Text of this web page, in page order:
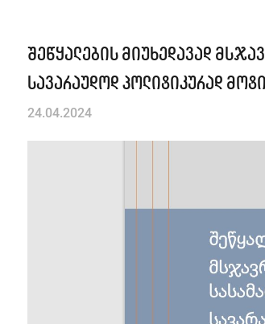
შეწყალების მიუხედავად
სავარაუდოდ პოლიტიკურად
24.04.2024